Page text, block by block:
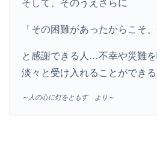
そして、そのうえさらに
「その困難があったからこそ
と感謝できる人…不幸や災難を
淡々と受け入れることができる
～人の心に灯をともす より～